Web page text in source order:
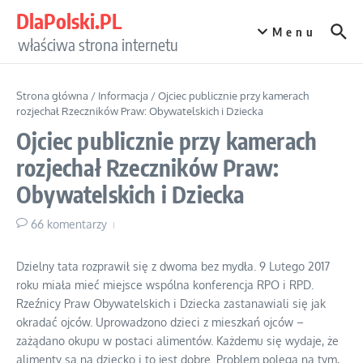
DlaPolski.PL
właściwa strona internetu
Menu
Strona główna / Informacja /Ojciec publicznie przy kamerach
rozjechał Rzeczników Praw: Obywatelskich i Dziecka
Ojciec publicznie przy kamerach
rozjechał Rzeczników Praw:
Obywatelskich i Dziecka
66 komentarzy
Dzielny tata rozprawił się z dwoma bez mydła. 9 Lutego 2017
roku miała mieć miejsce wspólna konferencja RPO i RPD.
Rzeźnicy Praw Obywatelskich i Dziecka zastanawiali się jak
okradać ojców. Uprowadzono dzieci z mieszkań ojców –
zażądano okupu w postaci alimentów. Każdemu się wydaje, że
alimenty są na dziecko i to jest dobre. Problem polega na tym,